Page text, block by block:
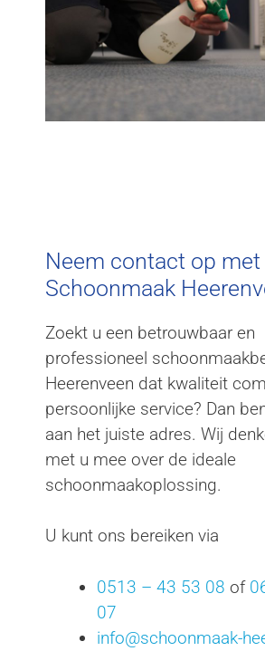
Neem contact op met
Schoonmaak
Zoekt u een betrouwbaar en
professioneel
Heerenveen dat kwaliteit
persoonlijke service? Dan
aan het juiste adres. Wij
met u mee over de ideale
schoonmaakoplossing.
U kunt ons bereiken via
0513 – 43 53 08 of
07
info@schoonmaak-